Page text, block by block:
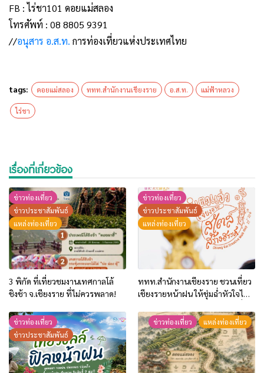
FB : ไร่ชา101 ดอยแม่สลอง
โทรศัพท์ : 08 8805 9391
//อนุสาร อ.ส.ท. การท่องเที่ยวแห่งประเทศไทย
tags: ดอยแม่สลอง ททท.สำนักงานเชียงราย อ.ส.ท. แม่ฟ้าหลวง
ไร่ชา
เรื่องที่เกี่ยวข้อง
ข่าวท่องเที่ยว
ข่าวประชาสัมพันธ์
แหล่งท่องเที่ยว
3 พิกัด ที่เที่ยวชมงานเทศกาลโล้
ชิงช้า จ.เชียงราย ที่ไม่ควรพลาด!
ข่าวท่องเที่ยว
ข่าวประชาสัมพันธ์
แหล่งท่องเที่ยว
ททท.สำนักงานเชียงราย ชวนเที่ยว
เชียงรายหน้าฝน ให้ชุ่มฉ่ำหัวใจไป
ให้สนุก เก็บแสตมป์ครบ แล้วรับ
ของที่ระลึกสุดพิเศษ! ทันที
ข่าวท่องเที่ยว
ข่าวประชาสัมพันธ์
ข่าวท่องเที่ยว แหล่งท่องเที่ยว